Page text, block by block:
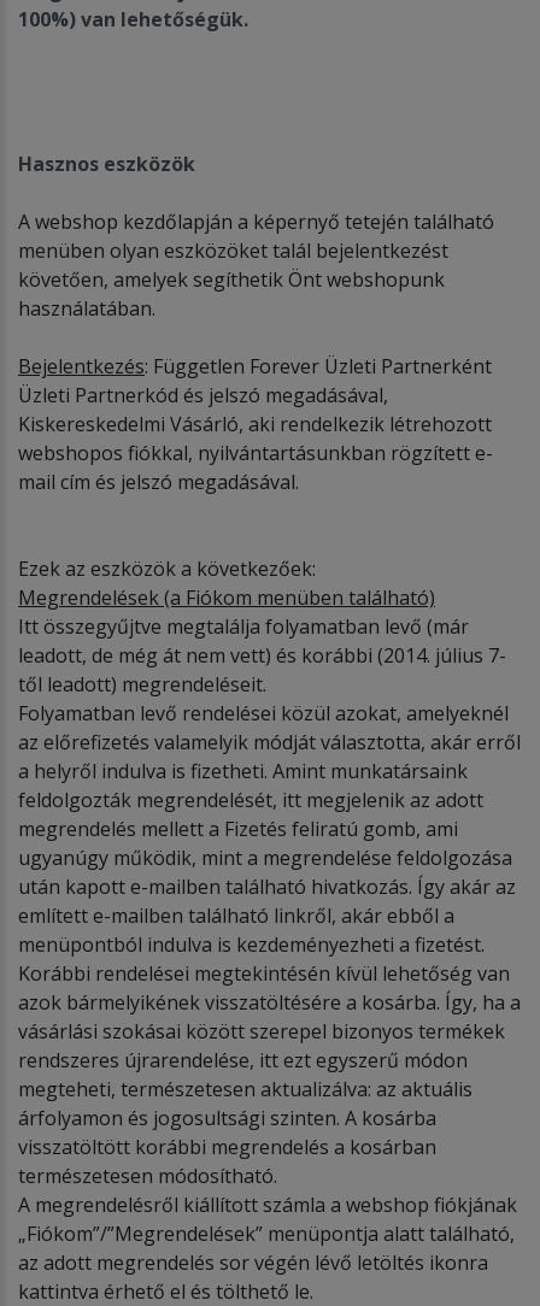
100%) van lehetőségük.
Hasznos eszközök
A webshop kezdőlapján a képernyő tetején található
menüben olyan eszközöket talál bejelentkezést
követően, amelyek segíthetik Önt webshopunk
használatában.
Bejelentkezés: Független Forever Üzleti Partnerként
Üzleti Partnerkód és jelszó megadásával,
Kiskereskedelmi Vásárló, aki rendelkezik létrehozott
webshopos fiókkal, nyilvántartásunkban rögzített e-
mail cím és jelszó megadásával.
Ezek az eszközök a következőek:
Megrendelések(a Fiókom menüben található)
Itt összegyűjtve megtalálja folyamatban levő (már
leadott, de még át nem vett) és korábbi (2014. július 7-
től leadott) megrendeléseit.
Folyamatban levő rendelései közül azokat, amelyeknél
az előrefizetés valamelyik módját választotta, akár erről
a helyről indulva is fizetheti. Amint munkatársaink
feldolgozták megrendelését, itt megjelenik az adott
megrendelés mellett a Fizetés feliratú gomb, ami
ugyanúgy működik, mint a megrendelése feldolgozása
után kapott e-mailben található hivatkozás. Így akár az
említett e-mailben található linkről, akár ebből a
menüpontból indulva is kezdeményezheti a fizetést.
Korábbi rendelései megtekintésén kívül lehetőség van
azok bármelyikének visszatöltésére a kosárba. Így, ha a
vásárlási szokásai között szerepel bizonyos termékek
rendszeres újrarendelése, itt ezt egyszerű módon
megteheti, természetesen aktualizálva: az aktuális
árfolyamon és jogosultsági szinten. A kosárba
visszatöltött korábbi megrendelés a kosárban
természetesen módosítható.
A megrendelésről kiállított számla a webshop fiókjának
„Fiókom”/”Megrendelések” menüpontja alatt található,
az adott megrendelés sor végén lévő letöltés ikonra
kattintva érhető el és tölthető le.